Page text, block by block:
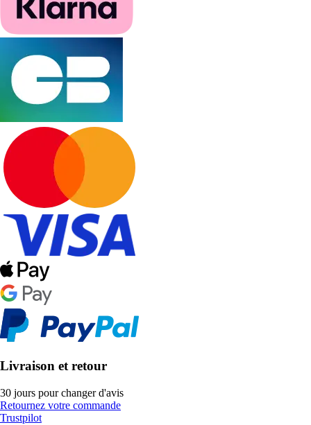
Livraison et retour
30 jours pour changer d'avis
Retournez votre commande
Trustpilot